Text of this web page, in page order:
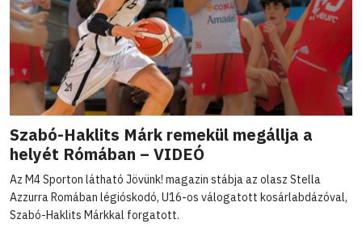
Szabó-Haklits Márk remekül megállja a
helyét Rómában – VIDEÓ
Az M4 Sporton látható Jövünk! magazin stábja az olasz Stella
Azzurra Romában légióskodó, U16-os válogatott kosárlabdázóval,
Szabó-Haklits Márkkal forgatott.